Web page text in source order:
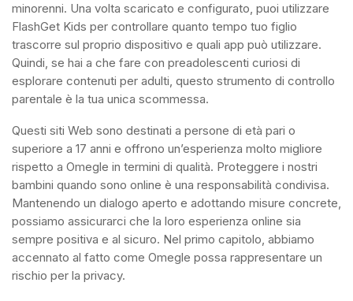
minorenni. Una volta scaricato e configurato, puoi utilizzare
FlashGet Kids per controllare quanto tempo tuo figlio
trascorre sul proprio dispositivo e quali app può utilizzare.
Quindi, se hai a che fare con preadolescenti curiosi di
esplorare contenuti per adulti, questo strumento di controllo
parentale è la tua unica scommessa.
Questi siti Web sono destinati a persone di età pari o
superiore a 17 anni e offrono un’esperienza molto migliore
rispetto a Omegle in termini di qualità. Proteggere i nostri
bambini quando sono online è una responsabilità condivisa.
Mantenendo un dialogo aperto e adottando misure concrete,
possiamo assicurarci che la loro esperienza online sia
sempre positiva e al sicuro. Nel primo capitolo, abbiamo
accennato al fatto come Omegle possa rappresentare un
rischio per la privacy.